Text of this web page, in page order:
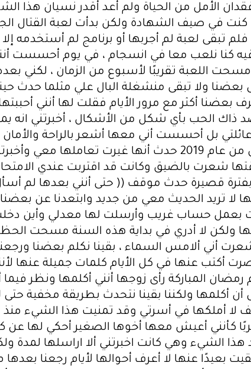
الأمل من الحياة ولم أعد أقدر نسيان هذا
في صيف الشهادة ولكن بدأت لعبة القتال
تبقى لعبة لم أجربها أو برنامج لم أستخدمه
كنا نلعب معا في انسجام ، في يوم
اللعبة تقريبًا لأسبوع من الزمان ، لكني
ولا تبقى منشغلة البال علي مثلما حدث
بعضنا أكثر مع مرور الأيام فقلت لها أنني
ذاك الحب بأي شكل من الأشكال ، أخبرتني انه
بل أحسست أني معها أشعر بالراحة
الأخت الكبيرة لكن بعد انقضاء شهر رمضان من عام 2019 حدث
شعرت بالضيق وكانت قد اقتربت عندي
بفترة قصيرة حدث موقف (( حتى أنني بعدها لم
لا تريد الحديث معي من جديد وابتعدنا عن
بعمل حساب غريب وأرسلت لها معدلي وأين دخلت
ولكن لا أدري في بداية هذه السنة مسحت
ألامس السماء ، بقينا نكلم بعضنا
أكتب عنها في كل الأيام كلمات جميلة عنها
المباركة رأى زوجها أنني أكلمها ونظر
أن أكلمها ولكننا بقينا نتحدث بطريقة مخفية
لا أملكها في أسرتي وقد تمنيت هذا الشيء
قربًا كأنني أعيش معها أخوها الصغير أحكي لها
هذا الشيء وهي كانت اخبرتني ألا اراسلها
عنها لا أعرف أحوالها لأيام رجعنا بعدها